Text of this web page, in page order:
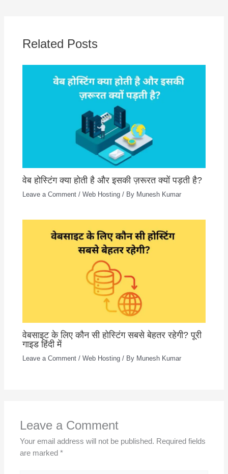
Related Posts
वेब होस्टिंग क्या होती है और इसकी ज़रूरत क्यों पड़ती है?
Leave a Comment /Web Hosting / By Munesh Kumar
वेबसाइट के लिए कौन सी होस्टिंग सबसे बेहतर रहेगी? पूरी
गाइड हिंदी में
Leave a Comment /Web Hosting / By Munesh Kumar
Leave a Comment
Your email address will not be published. Required fields
are marked*